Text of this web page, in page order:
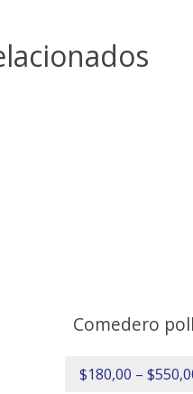
Comedero
$180,00 – $